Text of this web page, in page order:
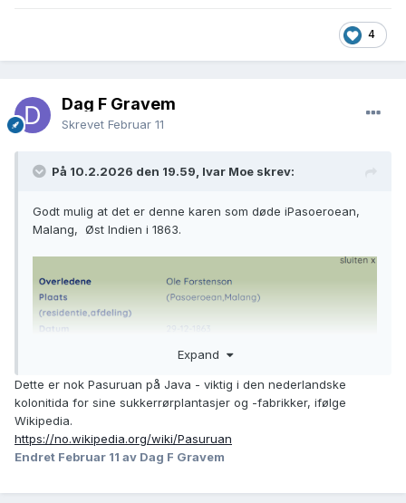
4
Dag F Gravem
Skrevet Februar 11
På 10.2.2026 den 19.59, Ivar Moe skrev:
Godt mulig at det er denne karen som døde iPasoeroean,
Malang, Øst Indien i 1863.
Expand
Dette er nok Pasuruan på Java - viktig i den nederlandske
kolonitida for sine sukkerrørplantasjer og -fabrikker, ifølge
Wikipedia.
https://no.wikipedia.org/wiki/Pasuruan
Endret Februar 11 av Dag F Gravem